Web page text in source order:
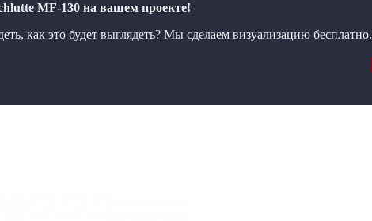
MF-130 на вашем проекте!
как это будет выглядеть? Мы сделаем визуализацию бесплатно.